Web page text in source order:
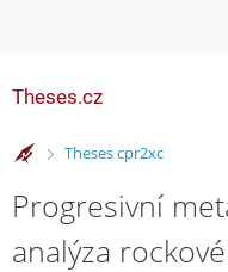
Theses.cz
>
Theses cpr2xc
Progresivní
analýza